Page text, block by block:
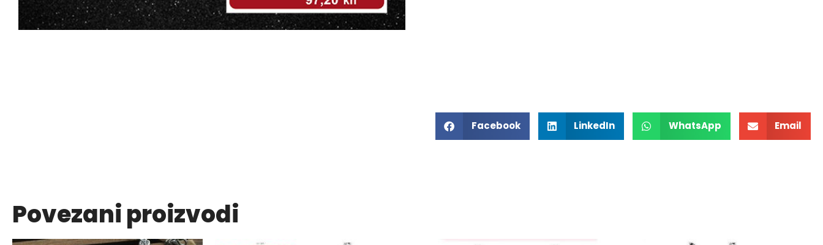
Facebook LinkedIn WhatsApp Email
Povezani proizvodi